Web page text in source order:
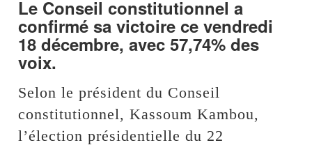
Le Conseil constitutionnel a
confirmé sa victoire ce vendredi
18 décembre, avec 57,74% des
voix.
Selon le président du Conseil
constitutionnel, Kassoum Kambou,
l’élection présidentielle du 22